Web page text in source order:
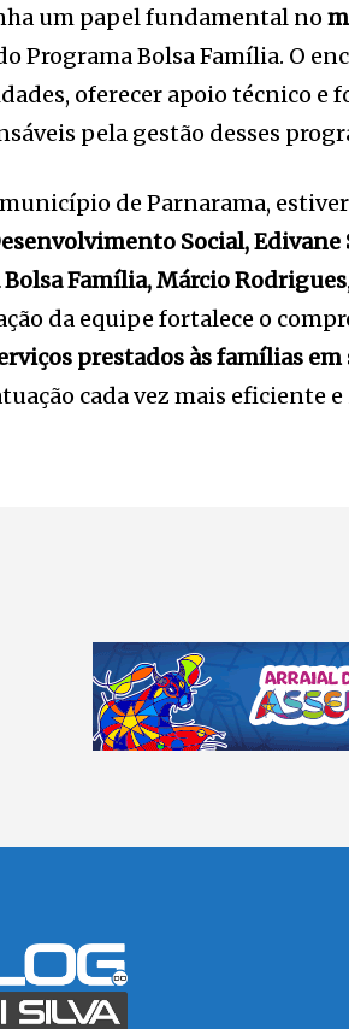
um papel fundamental no
Programa Bolsa Família. O
oferecer apoio técnico e
pela gestão desses
de Parnarama,
Social, Edivane
Família, Márcio Rodrigues
da equipe fortalece o
prestados às famílias
cada vez mais eficiente